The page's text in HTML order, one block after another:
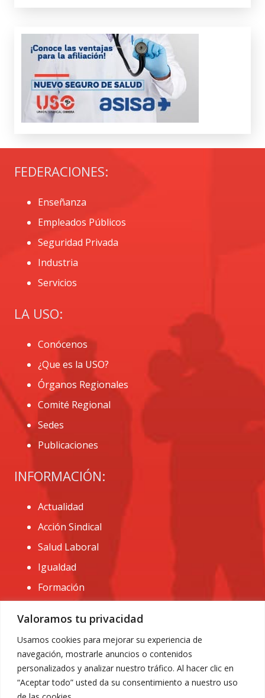
Valoramos tu privacidad
Usamos cookies para mejorar su experiencia de
navegación, mostrarle anuncios o contenidos
personalizados y analizar nuestro tráfico. Al hacer clic en
“Aceptar todo” usted da su consentimiento a nuestro uso
FEDERACIONES:
Enseñanza
Empleados Públicos
Seguridad Privada
Industria
Servicios
LA USO:
Conócenos
¿Que es la USO?
Órganos Regionales
Comité Regional
Sedes
Publicaciones
INFORMACIÓN:
Actualidad
Acción Sindical
Salud Laboral
Igualdad
Formación
CONTACTO:
administracion@usomurcia.org
968 25 01 20
C/ Huerto de las bombas nº6. 30009 Murcia